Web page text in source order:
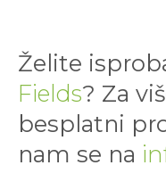
Želite
Fields? Za
besplatni
nam se na